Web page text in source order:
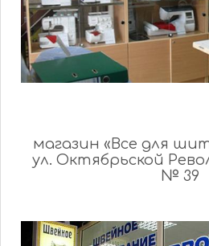
магазин «Все для
ул. Октябрьской
№ 39